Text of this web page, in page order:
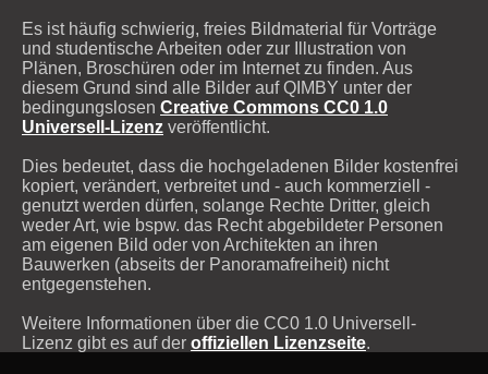
Es ist häufig schwierig, freies Bildmaterial für Vorträge
und studentische Arbeiten oder zur Illustration von
Plänen, Broschüren oder im Internet zu finden. Aus
diesem Grund sind alle Bilder auf QIMBY unter der
bedingungslosen Creative Commons CC0 1.0
Universell-Lizenz veröffentlicht.
Dies bedeutet, dass die hochgeladenen Bilder kostenfrei
kopiert, verändert, verbreitet und - auch kommerziell -
genutzt werden dürfen, solange Rechte Dritter, gleich
weder Art, wie bspw. das Recht abgebildeter Personen
am eigenen Bild oder von Architekten an ihren
Bauwerken (abseits der Panoramafreiheit) nicht
entgegenstehen.
Weitere Informationen über die CC0 1.0 Universell-
Lizenz gibt es auf der offiziellen Lizenzseite.